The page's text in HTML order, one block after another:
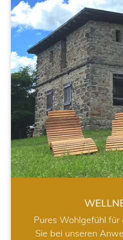
Pures Wohlgefühl für
Sie bei unseren